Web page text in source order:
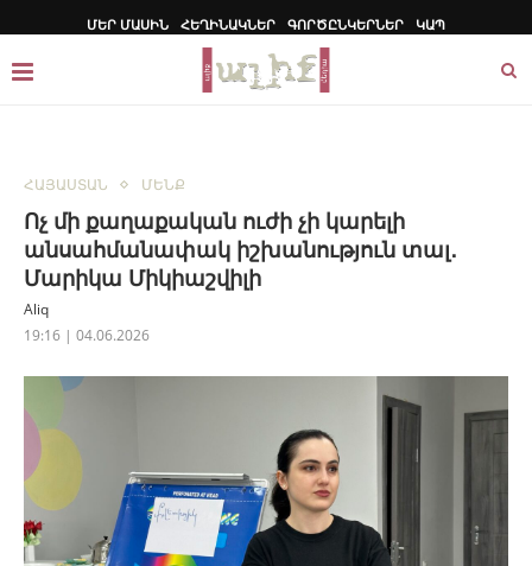
ՄԵՐ ՄԱՍԻՆ ՀԵՂԻՆԱԿՆԵՐ ԳՈՐԾԸՆԿԵՐՆԵՐ ԿԱՊ
ՀԱՅԱՍՏԱՆ ՄԵՆՔ
Ոչ մի քաղաքական ուժի չի կարելի
անսահմանափակ իշխանություն տալ․
Մարիկա Միկիաշվիլի
Aliq
19:16 | 04.06.2026